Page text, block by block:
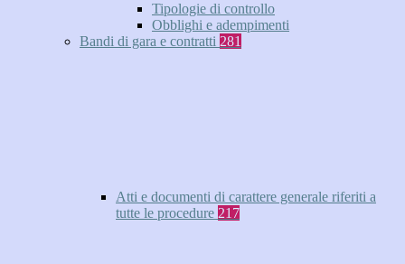
Tipologie di controllo
Obblighi e adempimenti
Bandi di gara e contratti 281
Atti e documenti di carattere generale riferiti a
tutte le procedure 217